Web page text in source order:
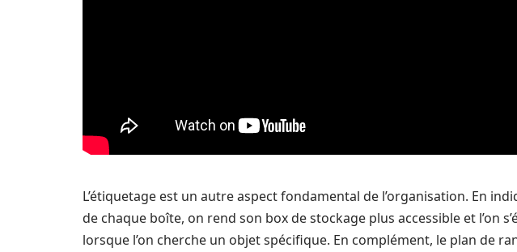
L’étiquetage est un autre aspect fondamental de l’organisation. En
de chaque boîte, on rend son box de stockage plus accessible et l’on
lorsque l’on cherche un objet spécifique. En complément, le plan de